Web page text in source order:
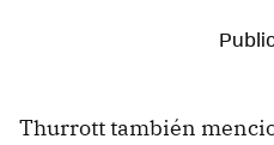
Thurrott también